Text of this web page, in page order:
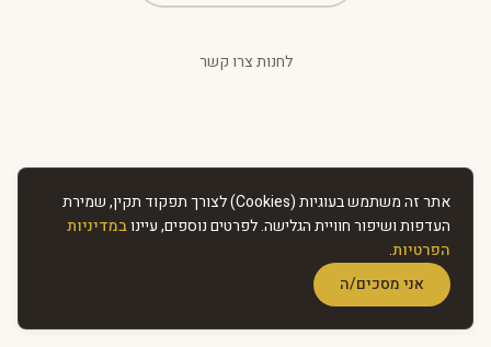
לחנות·צרו קשר
אתר זה משתמש בעוגיות (Cookies) לצורך תפקוד תקין, שמירת
העדפות ושיפור חוויית הגלישה. לפרטים נוספים, עיינובמדיניות
הפרטיות.
אני מסכים/ה